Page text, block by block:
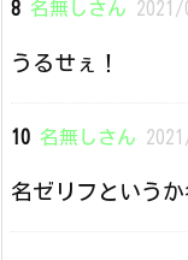
8 名無しさん
うるせぇ！
10 名無しさん
名ゼリフという